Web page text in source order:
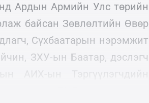
Ардын Армийн Улс төрийн
байсан Зөвлөлтийн Өвөр
Сүхбаатарын нэрэмжит
ЗХУ-ын Баатар, дэслэгч